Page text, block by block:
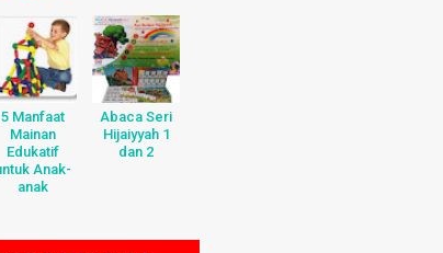
5 Manfaat
Mainan
Edukatif
Anak-
anak
Abaca Seri
Hijaiyyah 1
dan 2